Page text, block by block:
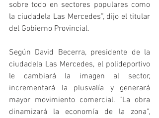
sobre todo en sectores populares como
la ciudadela Las Mercedes”, dijo el titular
del Gobierno Provincial.
Según David Becerra, presidente de la
ciudadela Las Mercedes, el polideportivo
le cambiará la imagen al sector,
incrementará la plusvalía y generará
mayor movimiento comercial. “La obra
dinamizará la economía de la zona”,